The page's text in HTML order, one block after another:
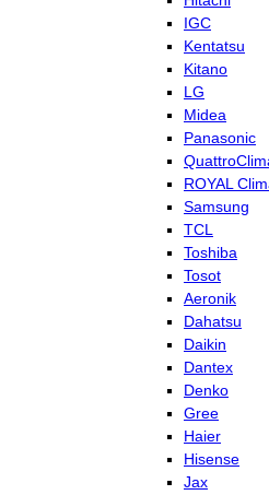
IGC
Kentatsu
Kitano
LG
Midea
Panasonic
ROYAL
Samsung
TCL
Toshiba
Tosot
Aeronik
Dahatsu
Daikin
Dantex
Denko
Gree
Haier
Hisense
Jax